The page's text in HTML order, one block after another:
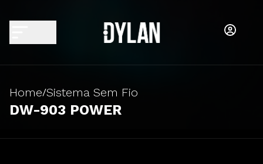
Home/Sistema Sem Fio
DW-903 POWER